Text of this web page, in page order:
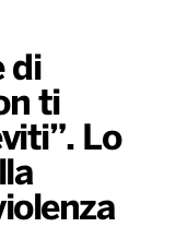
di
ti
Lo